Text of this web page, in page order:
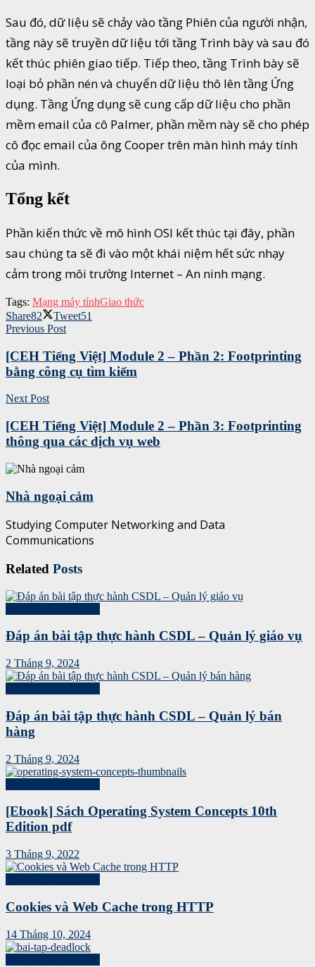
Sau đó, dữ liệu sẽ chảy vào tầng Phiên của người nhận,
tầng này sẽ truyền dữ liệu tới tầng Trình bày và sau đó
kết thúc phiên giao tiếp. Tiếp theo, tầng Trình bày sẽ
loại bỏ phần nén và chuyển dữ liệu thô lên tầng Ứng
dụng. Tầng Ứng dụng sẽ cung cấp dữ liệu cho phần
mềm email của cô Palmer, phần mềm này sẽ cho phép
cô đọc email của ông Cooper trên màn hình máy tính
của mình.
Tổng kết
Phần kiến thức về mô hình OSI kết thúc tại đây, phần
sau chúng ta sẽ đi vào một khái niệm hết sức nhạy
cảm trong môi trường Internet – An ninh mạng.
Tags: Mạng máy tínhGiao thức
Share82 Tweet51
Previous Post
[CEH Tiếng Việt] Module 2 – Phần 2: Footprinting
bằng công cụ tìm kiếm
Next Post
[CEH Tiếng Việt] Module 2 – Phần 3: Footprinting
thông qua các dịch vụ web
Nhà ngoại cảm
Studying Computer Networking and Data
Communications
Related Posts
Đáp án bài tập thực hành CSDL – Quản lý giáo vụ
2 Tháng 9, 2024
Đáp án bài tập thực hành CSDL – Quản lý bán
hàng
2 Tháng 9, 2024
[Ebook] Sách Operating System Concepts 10th
Edition pdf
3 Tháng 9, 2022
Cookies và Web Cache trong HTTP
14 Tháng 10, 2024